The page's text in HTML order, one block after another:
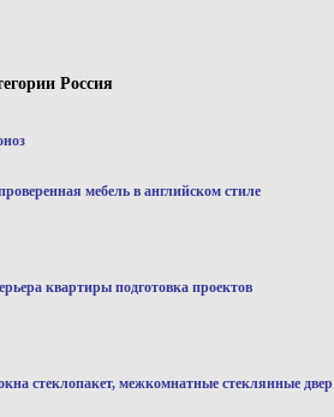
Россия
мебель в английском стиле
квартиры подготовка проектов
стеклопакет, межкомнатные стеклянные двер